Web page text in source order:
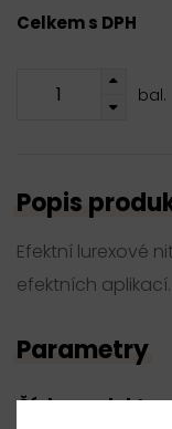
Celkem s DPH
bal.
Popis
Efektní lurexové
efektních aplikací.
Parametry
Číslo produktu: